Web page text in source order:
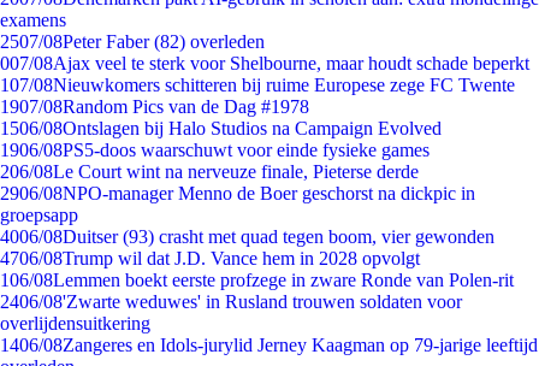
examens
2507/08Peter Faber (82) overleden
007/08Ajax veel te sterk voor Shelbourne, maar houdt schade beperkt
107/08Nieuwkomers schitteren bij ruime Europese zege FC Twente
1907/08Random Pics van de Dag #1978
1506/08Ontslagen bij Halo Studios na Campaign Evolved
1906/08PS5-doos waarschuwt voor einde fysieke games
206/08Le Court wint na nerveuze finale, Pieterse derde
2906/08NPO-manager Menno de Boer geschorst na dickpic in
groepsapp
4006/08Duitser (93) crasht met quad tegen boom, vier gewonden
4706/08Trump wil dat J.D. Vance hem in 2028 opvolgt
106/08Lemmen boekt eerste profzege in zware Ronde van Polen-rit
2406/08'Zwarte weduwes' in Rusland trouwen soldaten voor
overlijdensuitkering
1406/08Zangeres en Idols-jurylid Jerney Kaagman op 79-jarige leeftijd